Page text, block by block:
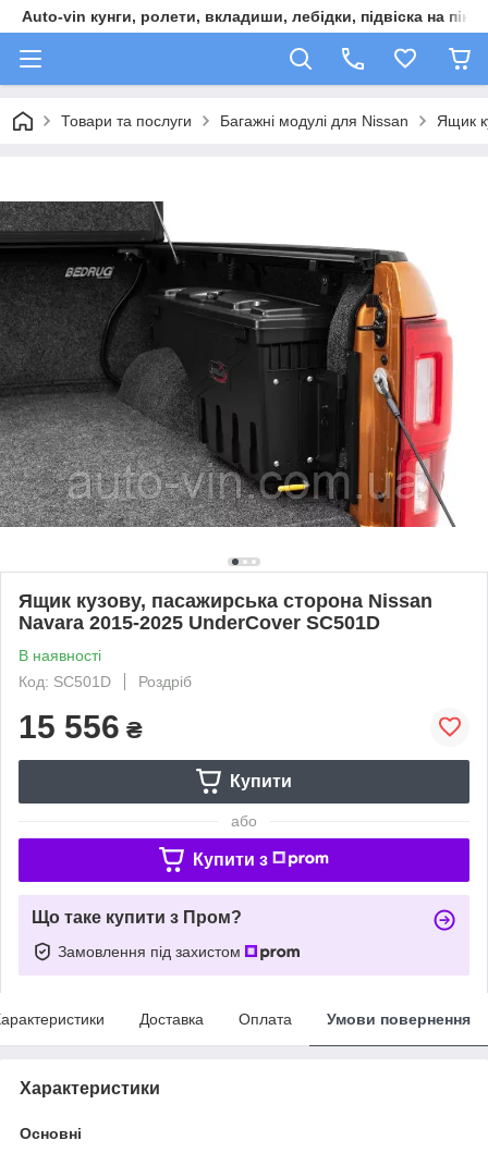
Auto-vin кунги, ролети, вкладиши, лебідки, підвіска на пікап
Товари та послуги Багажні модулі для Nissan Ящик
Ящик кузову, пасажирська сторона Nissan
Navara 2015-2025 UnderCover SC501D
В наявності
Код: SC501D
Роздріб
15 556 ₴
Купити
або
Купити з
Що таке купити з Пром?
Замовлення під захистом
Доставка Оплата Умови повернення
Характеристики
Основні